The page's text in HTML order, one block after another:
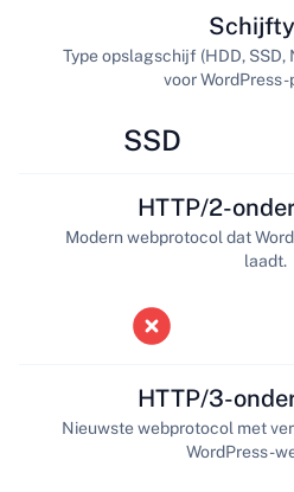
SSD
Type opslagschijf (HDD,
voor
HTTP/2-
Modern webprotocol dat
laadt.
HTTP/3-
Nieuwste webprotocol met
WordPress-